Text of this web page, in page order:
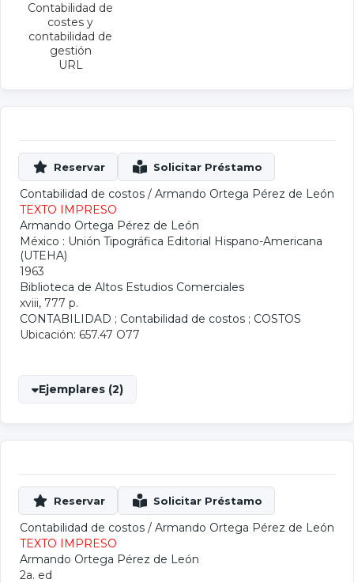
Contabilidad de
costes y
contabilidad de
gestión
URL
Contabilidad de costos / Armando Ortega Pérez de León
TEXTO IMPRESO
Armando Ortega Pérez de León
México : Unión Tipográfica Editorial Hispano-Americana
(UTEHA)
1963
Biblioteca de Altos Estudios Comerciales
xviii, 777 p.
CONTABILIDAD ; Contabilidad de costos ; COSTOS
Ubicación: 657.47 O77
Ejemplares (2)
Contabilidad de costos / Armando Ortega Pérez de León
TEXTO IMPRESO
Armando Ortega Pérez de León
2a. ed